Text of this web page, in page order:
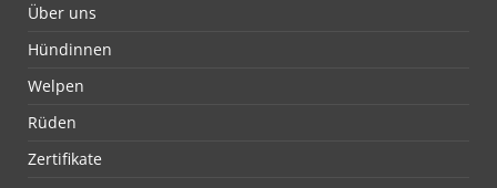
Über uns
Hündinnen
Welpen
Rüden
Zertifikate